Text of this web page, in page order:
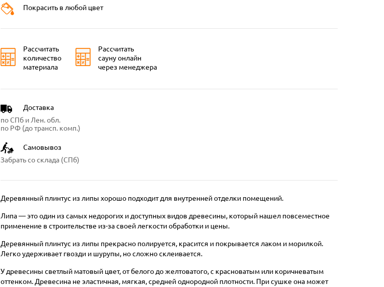
Покрасить в любой цвет
Рассчитать
количество
материала
Рассчитать
сауну онлайн
через менеджера
Доставка
по СПб и Лен. обл.
по РФ (до трансп. комп.)
Самовывоз
Забрать со склада (СПб)
Деревянный плинтус из липы хорошо подходит для внутренней отделки помещений.
Липа — это один из самых недорогих и доступных видов древесины, который нашел повсеместное
применение в строительстве из-за своей легкости обработки и цены.
Деревянный плинтус из липы прекрасно полируется, красится и покрывается лаком и морилкой.
Легко удерживает гвозди и шурупы, но сложно склеивается.
У древесины светлый матовый цвет, от белого до желтоватого, с красноватым или коричневатым
оттенком. Древесина не эластичная, мягкая, средней однородной плотности. При сушке она может